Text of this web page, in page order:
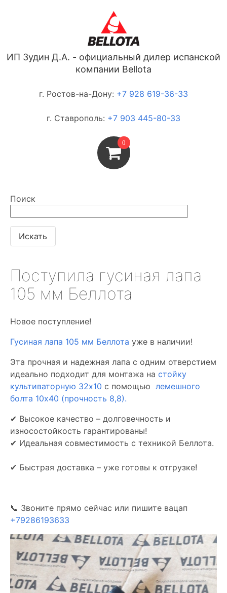
ИП Зудин Д.А. - официальный дилер испанской
компании Bellota
г. Ростов-на-Дону: +7 928 619-36-33
г. Ставрополь: +7 903 445-80-33
0
Поиск
Поступила гусиная лапа
105 мм Беллота
Новое поступление!
Гусиная лапа 105 мм Беллота уже в наличии!
Эта прочная и надежная лапа с одним отверстием
идеально подходит для монтажа на стойку
культиваторную 32х10 с помощью лемешного
болта 10х40 (прочность 8,8).
✔ Высокое качество – долговечность и
износостойкость гарантированы!
✔ Идеальная совместимость с техникой Беллота.
✔ Быстрая доставка – уже готовы к отгрузке!
📞 Звоните прямо сейчас или пишите вацап
+79286193633